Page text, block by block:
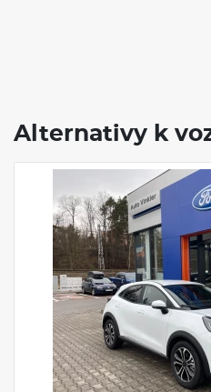
Alternativy k